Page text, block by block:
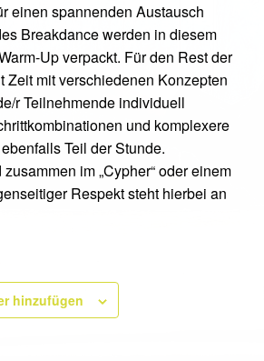
einen spannenden Austausch
Breakdance werden in diesem
Up verpackt. Für den Rest der
Zeit mit verschiedenen Konzepten
r Teilnehmende individuell
und komplexere
Teil der Stunde.
im „Cypher“ oder einem
Respekt steht hierbei an
hinzufügen